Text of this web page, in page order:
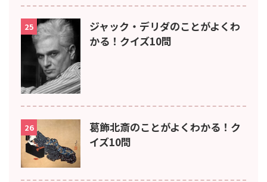
25
ジャック・デリダのことがよくわ
かる！クイズ10問
26
葛飾北斎のことがよくわかる！ク
イズ10問